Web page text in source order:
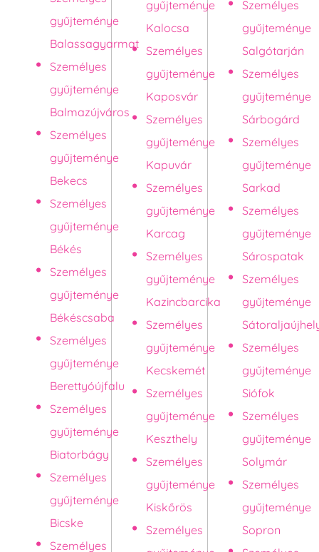
gyűjteménye
Balassagyarmat
Személyes
gyűjteménye
Balmazújváros
Személyes
gyűjteménye
Bekecs
Személyes
gyűjteménye
Békés
Személyes
gyűjteménye
Békéscsaba
Személyes
gyűjteménye
Berettyóújfalu
Személyes
gyűjteménye
Biatorbágy
Személyes
gyűjteménye
Bicske
Személyes
gyűjteménye
Kalocsa
Személyes
gyűjteménye
Kaposvár
Személyes
gyűjteménye
Kapuvár
Személyes
gyűjteménye
Karcag
Személyes
gyűjteménye
Kazincbarcika
Személyes
gyűjteménye
Kecskemét
Személyes
gyűjteménye
Keszthely
Személyes
gyűjteménye
Kiskőrös
Személyes
Személyes
gyűjteménye
Salgótarján
Személyes
gyűjteménye
Sárbogárd
Személyes
gyűjteménye
Sarkad
Személyes
gyűjteménye
Sárospatak
Személyes
gyűjteménye
Személyes
gyűjteménye
Siófok
Személyes
gyűjteménye
Solymár
Személyes
gyűjteménye
Sopron